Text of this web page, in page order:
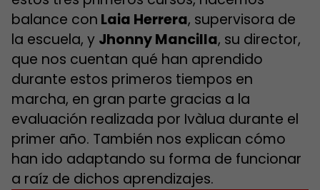
balance con Laia Herrera, supervisora de
la escuela, y Jhonny Mancilla, su director,
que nos cuentan qué han aprendido
durante estos primeros tiempos en
marcha, en gran parte gracias a la
evaluación realizada por Ivàlua durante el
primer año. También nos explican cómo
han ido adaptando su forma de funcionar
a raíz de dichos aprendizajes.